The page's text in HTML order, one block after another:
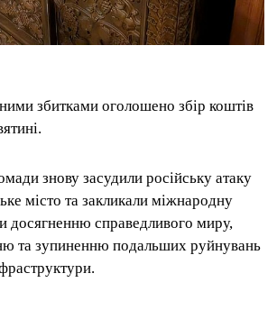
збитками оголошено збір коштів
знову засудили російську атаку
місто та закликали міжнародну
досягненню справедливого миру,
та зупиненню подальших руйнувань